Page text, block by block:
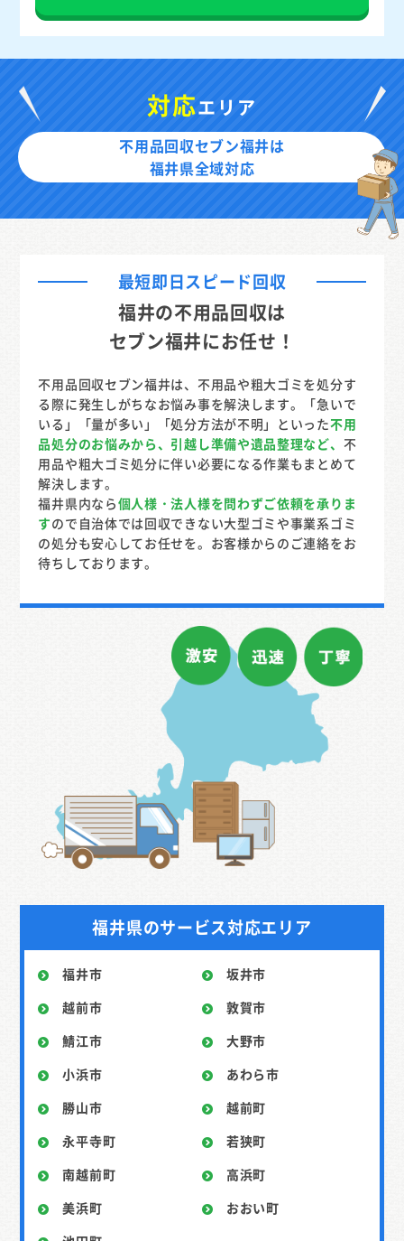
対応エリア
不用品回収セブン福井は
福井県全域対応
最短即日スピード回収
福井の不用品回収は
セブン福井にお任せ！
不用品回収セブン福井は、不用品や粗大ゴミを処分す
る際に発生しがちなお悩み事を解決します。「急いで
いる」「量が多い」「処分方法が不明」といった不用
品処分のお悩みから、引越し準備や遺品整理など、 不
用品や粗大ゴミ処分に伴い必要になる作業もまとめて
解決します。
福井県内なら個人様・法人様を問わずご依頼を承りま
すので自治体では回収できない大型ゴミや事業系ゴミ
の処分も安心してお任せを。お客様からのご連絡をお
待ちしております。
福井県のサービス対応エリア
福井市
坂井市
越前市
敦賀市
鯖江市
大野市
小浜市
あわら市
勝山市
越前町
永平寺町
若狭町
南越前町
高浜町
美浜町
おおい町